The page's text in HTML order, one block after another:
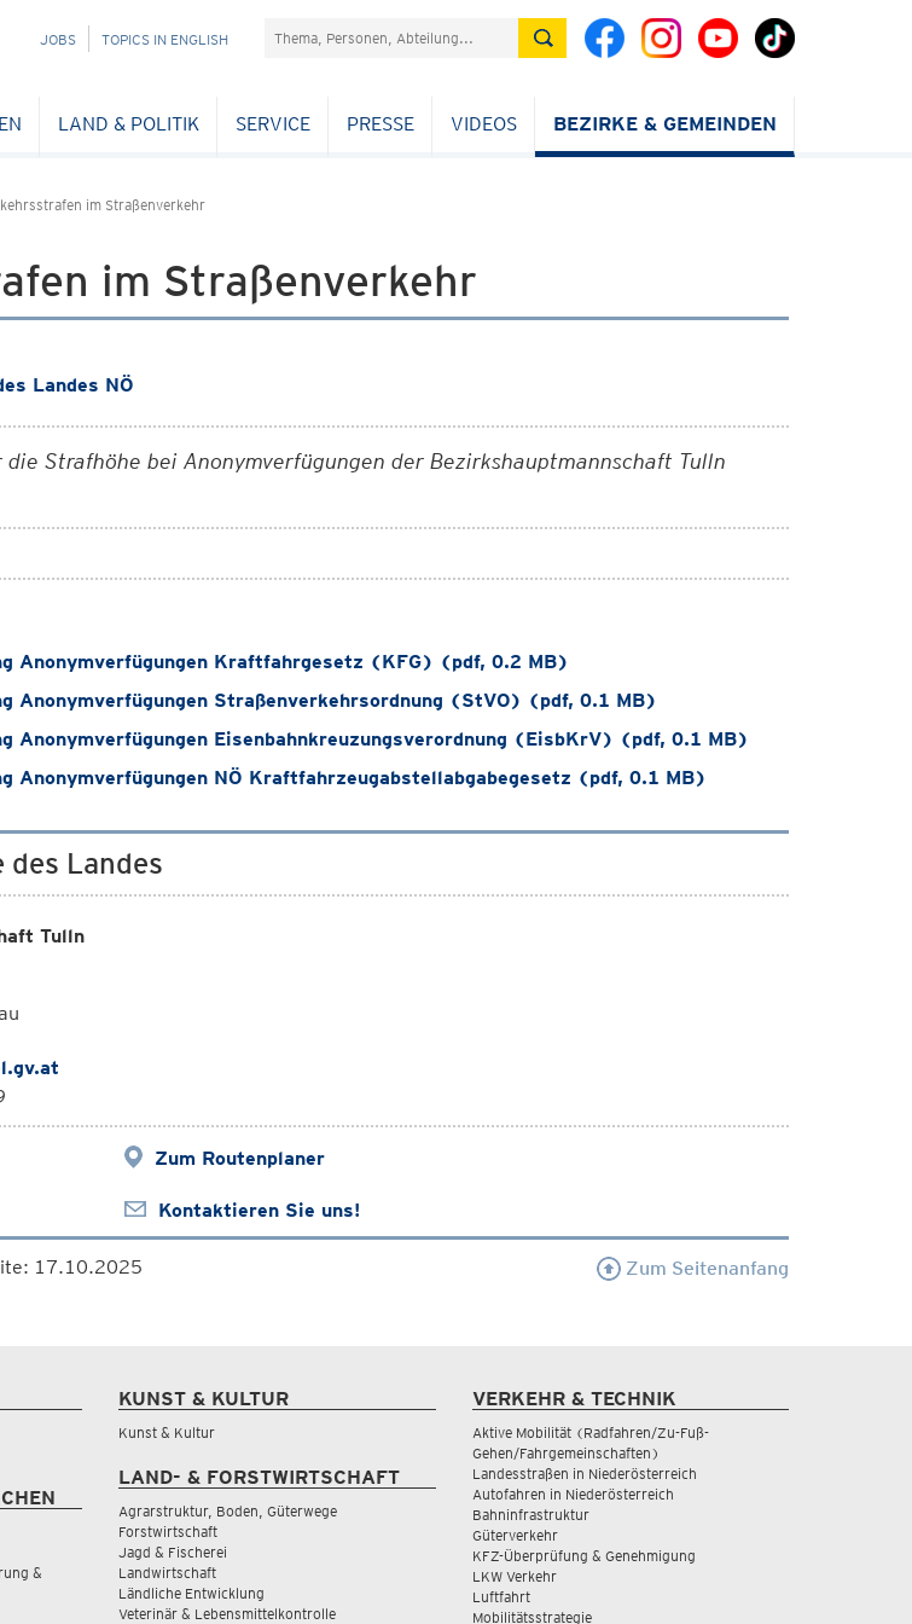
JOBS TOPICS IN ENGLISH Suchefeld
LAND & POLITIK SERVICE PRESSE VIDEOS BEZIRKE & GEMEINDEN
im Straßenverkehr
im Straßenverkehr
Landes NÖ
die Strafhöhe bei Anonymverfügungen der Bezirkshauptmannschaft Tulln
Anonymverfügungen Kraftfahrgesetz (KFG) (pdf, 0.2 MB)
Anonymverfügungen Straßenverkehrsordnung (StVO) (pdf, 0.1 MB)
Anonymverfügungen Eisenbahnkreuzungsverordnung (EisbKrV) (pdf, 0.1 MB)
Anonymverfügungen NÖ Kraftfahrzeugabstellabgabegesetz (pdf, 0.1 MB)
Landes
Tulln
Zum Routenplaner
Kontaktieren Sie uns!
17.10.2025 Zum Seitenanfang
&
KUNST & KULTUR
Kunst & Kultur
LAND- & FORSTWIRTSCHAFT
Agrarstruktur, Boden, Güterwege
Forstwirtschaft
Jagd & Fischerei
Landwirtschaft
Ländliche Entwicklung
Veterinär & Lebensmittelkontrolle
VERKEHR & TECHNIK
Aktive Mobilität (Radfahren/Zu-Fuß-
Gehen/Fahrgemeinschaften)
Landesstraßen in Niederösterreich
Autofahren in Niederösterreich
Bahninfrastruktur
Güterverkehr
KFZ-Überprüfung & Genehmigung
LKW Verkehr
Luftfahrt
Mobilitätsstrategie